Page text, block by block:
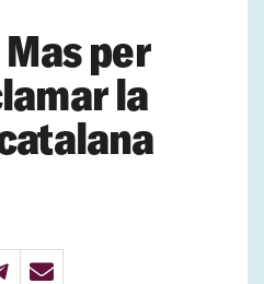
per
la